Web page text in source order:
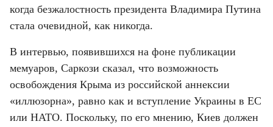
когда безжалостность президента Владимира Путина
стала очевидной, как никогда.
В интервью, появившихся на фоне публикации
мемуаров, Саркози сказал, что возможность
освобождения Крыма из российской аннексии
«иллюзорна», равно как и вступление Украины в ЕС
или НАТО. Поскольку, по его мнению, Киев должен